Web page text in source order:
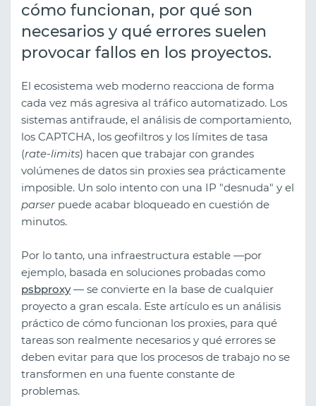
cómo funcionan, por qué son
necesarios y qué errores suelen
provocar fallos en los proyectos.
El ecosistema web moderno reacciona de forma
cada vez más agresiva al tráfico automatizado. Los
sistemas antifraude, el análisis de comportamiento,
los CAPTCHA, los geofiltros y los límites de tasa
(rate-limits) hacen que trabajar con grandes
volúmenes de datos sin proxies sea prácticamente
imposible. Un solo intento con una IP "desnuda" y el
parserpuede acabar bloqueado en cuestión de
minutos.
Por lo tanto, una infraestructura estable —por
ejemplo, basada en soluciones probadas como
psbproxy — se convierte en la base de cualquier
proyecto a gran escala. Este artículo es un análisis
práctico de cómo funcionan los proxies, para qué
tareas son realmente necesarios y qué errores se
deben evitar para que los procesos de trabajo no se
transformen en una fuente constante de
problemas.